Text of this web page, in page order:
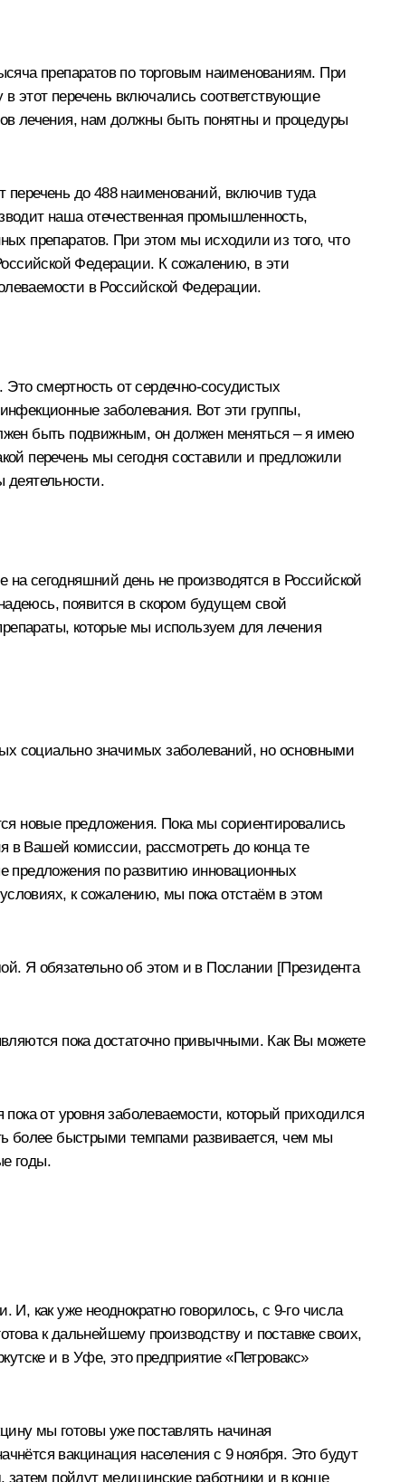
препаратов по торговым наименованиям. При
в этот перечень включались соответствующие
лечения, нам должны быть понятны и процедуры
до 488 наименований, включив туда
наша отечественная промышленность,
препаратов. При этом мы исходили из того, что
Федерации. К сожалению, в эти
в Российской Федерации.
Это смертность от сердечно-сосудистых
заболевания. Вот эти группы,
быть подвижным, он должен меняться – я имею
перечень мы сегодня составили и предложили
деятельности.
сегодняшний день не производятся в Российской
появится в скором будущем свой
которые мы используем для лечения
социально значимых заболеваний, но основными
новые предложения. Пока мы сориентировались
в Вашей комиссии, рассмотреть до конца те
предложения по развитию инновационных
к сожалению, мы пока отстаём в этом
Я обязательно об этом и в Послании [Президента
пока достаточно привычными. Как Вы можете
от уровня заболеваемости, который приходился
более быстрыми темпами развивается, чем мы
годы.
как уже неоднократно говорилось, с 9-го числа
к дальнейшему производству и поставке своих,
и в Уфе, это предприятие «Петровакс»
мы готовы уже поставлять начиная
вакцинация населения с 9 ноября. Это будут
пойдут медицинские работники и в конце